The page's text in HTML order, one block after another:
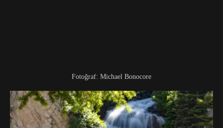
Fotoğraf: Michael Bonocore